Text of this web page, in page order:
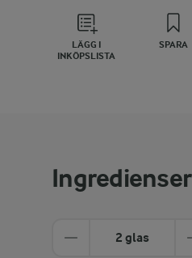
LÄGG I
INKÖPSLISTA
SPARA
Ingredienser
2 glas